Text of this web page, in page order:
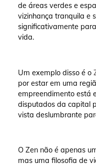
de áreas verdes e
vizinhança tranquila e
significativamente
vida.
Um exemplo disso é o
por estar em uma
empreendimento está
disputados da capital
vista deslumbrante
O Zen não é apenas
mas uma filosofia de